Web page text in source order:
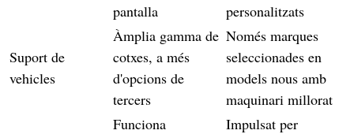
pantalla
personalitzats
Suport de
vehicles
Àmplia gamma de
cotxes, a més
d'opcions de
tercers
Només marques
seleccionades en
models nous amb
maquinari millorat
Funciona
Impulsat per